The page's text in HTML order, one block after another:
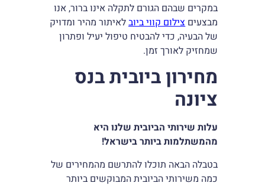
במקרים שבהם הגורם לתקלה אינו ברור, אנו
מבצעיםצילום קווי ביובלאיתור מהיר ומדויק
של הבעיה, כדי להבטיח טיפול יעיל ופתרון
שמחזיק לאורך זמן.
מחירון ביובית בנס
ציונה
עלות שירותי הביובית שלנו היא
מהמשתלמות ביותר בישראל!
בטבלה הבאה תוכלו להתרשם מהמחירים של
כמה משירותי הביובית המבוקשים ביותר